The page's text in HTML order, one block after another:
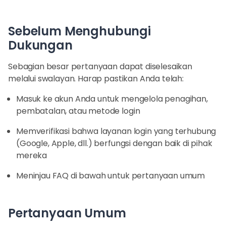
Sebelum Menghubungi
Dukungan
Sebagian besar pertanyaan dapat diselesaikan
melalui swalayan. Harap pastikan Anda telah:
Masuk ke akun Anda untuk mengelola penagihan,
pembatalan, atau metode login
Memverifikasi bahwa layanan login yang terhubung
(Google, Apple, dll.) berfungsi dengan baik di pihak
mereka
Meninjau FAQ di bawah untuk pertanyaan umum
Pertanyaan Umum